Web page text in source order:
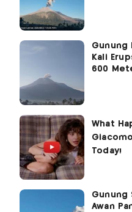
Gunung
Kali
600
Gunung
Awan